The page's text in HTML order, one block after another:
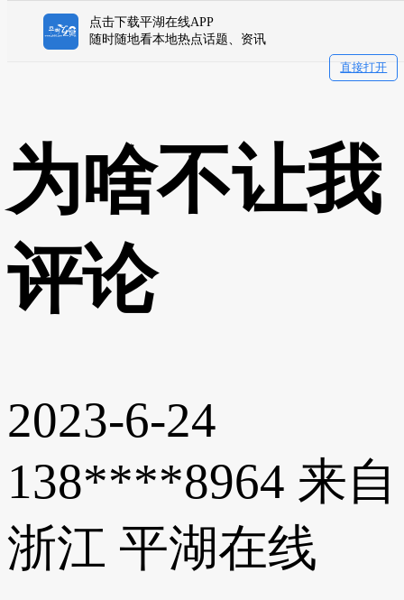
点击下载平湖在线APP
随时随地看本地热点话题、资讯
直接打开
为啥不让我
评论
2023-6-24
138****8964 来自
浙江 平湖在线